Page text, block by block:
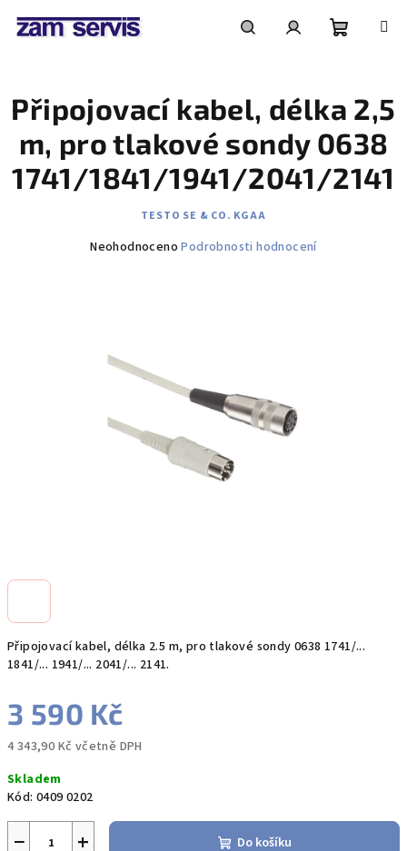
košík
Připojovací kabel, délka 2.5 m, pro tlakové sondy 0638 1741/...
1841/... 1941/... 2041/... 2141.
3 590 Kč
4 343,90 Kč včetně DPH
cena:
Skladem
Kód: 0409 0202
+
− Do košíku
Připojovací kabel, délka 2,5
m, pro tlakové sondy 0638
1741/1841/1941/2041/2141
TESTO SE & CO. KGAA
Průměrné
hvězdiček.
Neohodnoceno Podrobnosti hodnocení